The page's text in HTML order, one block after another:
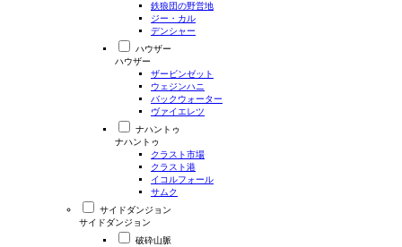
鉄狼団の野営地
ジー・カル
デンシャー
ハウザー
ハウザー
ザービンゼット
ウェジンハニ
バックウォーター
ヴァイエレツ
ナハントゥ
ナハントゥ
クラスト市場
クラスト港
イコルフォール
サムク
サイドダンジョン
サイドダンジョン
破砕山脈